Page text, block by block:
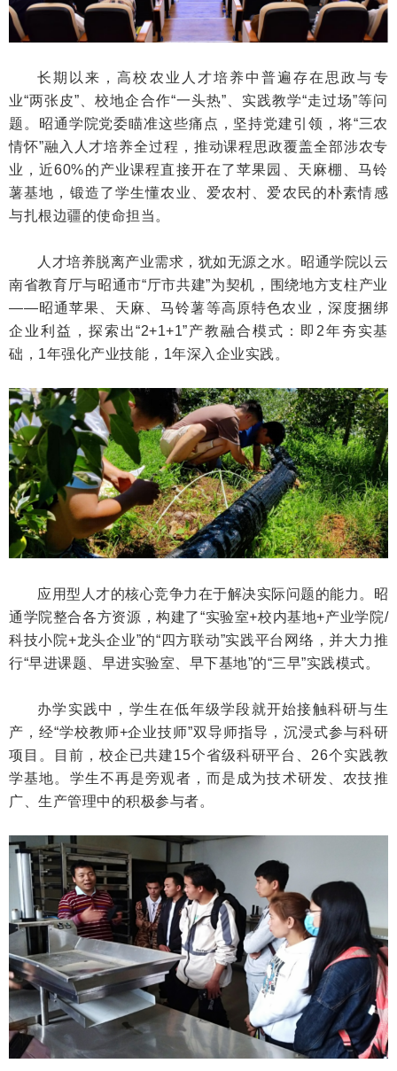
长期以来，高校农业人才培养中普遍存在思政与专
业“两张皮”、校地企合作“一头热”、实践教学“走过场”等问
题。昭通学院党委瞄准这些痛点，坚持党建引领，将“三农
情怀”融入人才培养全过程，推动课程思政覆盖全部涉农专
业，近60%的产业课程直接开在了苹果园、天麻棚、马铃
薯基地，锻造了学生懂农业、爱农村、爱农民的朴素情感
与扎根边疆的使命担当。
人才培养脱离产业需求，犹如无源之水。昭通学院以云
南省教育厅与昭通市“厅市共建”为契机，围绕地方支柱产业
——昭通苹果、天麻、马铃薯等高原特色农业，深度捆绑
企业利益，探索出“2+1+1”产教融合模式：即2年夯实基
础，1年强化产业技能，1年深入企业实践。
应用型人才的核心竞争力在于解决实际问题的能力。昭
通学院整合各方资源，构建了“实验室+校内基地+产业学院/
科技小院+龙头企业”的“四方联动”实践平台网络，并大力推
行“早进课题、早进实验室、早下基地”的“三早”实践模式。
办学实践中，学生在低年级学段就开始接触科研与生
产，经“学校教师+企业技师”双导师指导，沉浸式参与科研
项目。目前，校企已共建15个省级科研平台、26个实践教
学基地。学生不再是旁观者，而是成为技术研发、农技推
广、生产管理中的积极参与者。